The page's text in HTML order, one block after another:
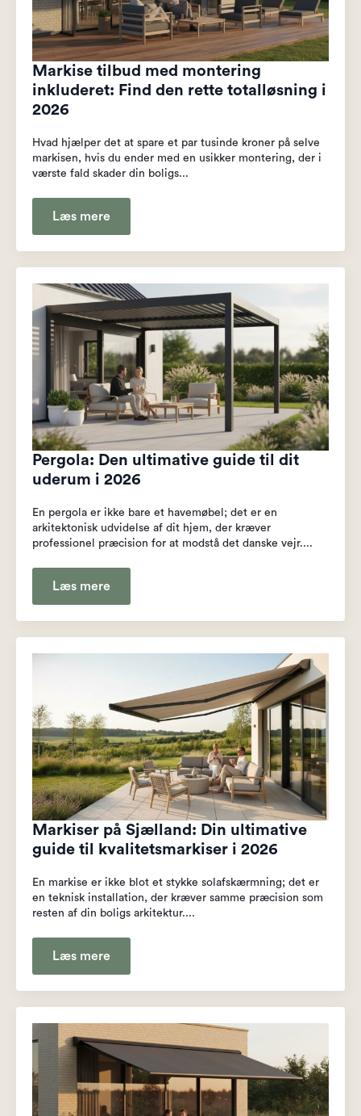
Markise tilbud med montering
inkluderet: Find den rette totalløsning i
2026
Hvad hjælper det at spare et par tusinde kroner på selve
markisen, hvis du ender med en usikker montering, der i
værste fald skader din boligs...
Læs mere
Pergola: Den ultimative guide til dit
uderum i 2026
En pergola er ikke bare et havemøbel; det er en
arkitektonisk udvidelse af dit hjem, der kræver
professionel præcision for at modstå det danske vejr....
Læs mere
Markiser på Sjælland: Din ultimative
guide til kvalitetsmarkiser i 2026
En markise er ikke blot et stykke solafskærmning; det er
en teknisk installation, der kræver samme præcision som
resten af din boligs arkitektur....
Læs mere